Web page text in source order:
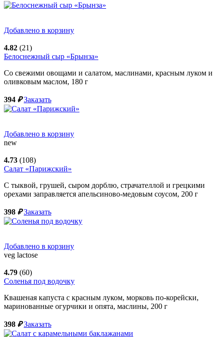
Добавлено в корзину
4.82 (21)
Белоснежный сыр «Брынза»
Со свежими овощами и салатом, маслинами, красным луком и
оливковым маслом, 180 г
394 ₽ Заказать
Добавлено в корзину
new
4.73 (108)
Салат «Парижский»
С тыквой, грушей, сыром дорблю, страчателлой и грецкими
орехами заправляется апельсиново-медовым соусом, 200 г
398 ₽ Заказать
Добавлено в корзину
veg lactose
4.79 (60)
Соленья под водочку
Квашеная капуста с красным луком, морковь по-корейски,
маринованные огурчики и опята, маслины, 200 г
398 ₽ Заказать